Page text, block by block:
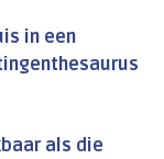
in een
als die